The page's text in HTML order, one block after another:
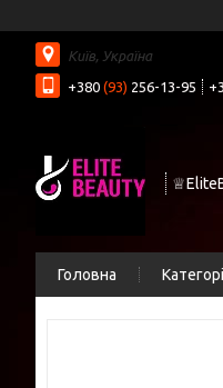
Київ, Україна
+380 (93) 256-13-95
Головна